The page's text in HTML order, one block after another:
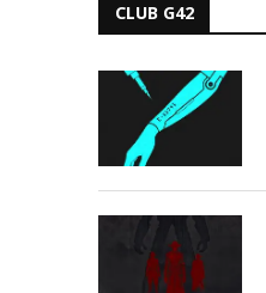
CLUB G42